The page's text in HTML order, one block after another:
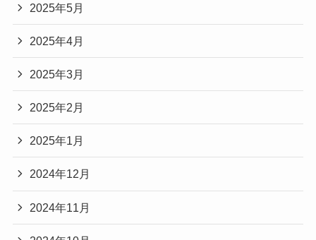
2025年5月
2025年4月
2025年3月
2025年2月
2025年1月
2024年12月
2024年11月